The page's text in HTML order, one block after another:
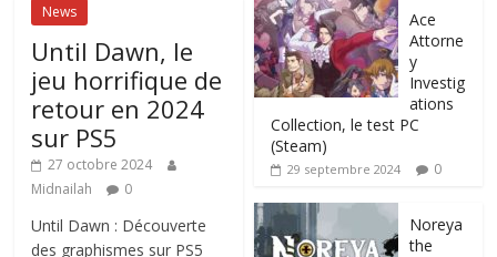
News
Until Dawn, le
jeu horrifique de
retour en 2024
sur PS5
27 octobre 2024
Midnailah
0
Until Dawn : Découverte
des graphismes sur PS5
Ace
Attorne
y
Investig
ations
Collection, le test PC
(Steam)
29 septembre 2024 0
Noreya
the